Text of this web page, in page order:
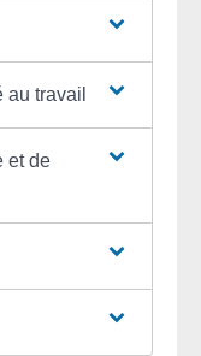
au travail
et de